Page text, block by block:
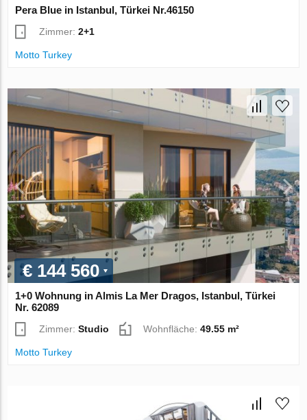
Pera Blue in Istanbul, Türkei Nr.46150
Zimmer:2+1
Motto Turkey
€ 144 560
1+0 Wohnung in Almis La Mer Dragos, Istanbul, Türkei
Nr. 62089
Zimmer:Studio Wohnfläche:49.55 m²
Motto Turkey